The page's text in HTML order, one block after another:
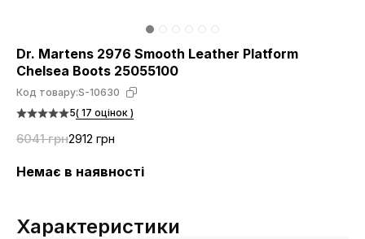
Dr. Martens 2976 Smooth Leather Platform
Chelsea Boots 25055100
Код товару:S-10630
5( 17 оцінок )
6041 грн2912 грн
Немає в наявності
Характеристики